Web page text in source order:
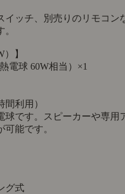
イッチ、別売りのリモコン
】
電球 60W相当）×1
間利用）
球です。スピーカーや専用
能です。
グ式